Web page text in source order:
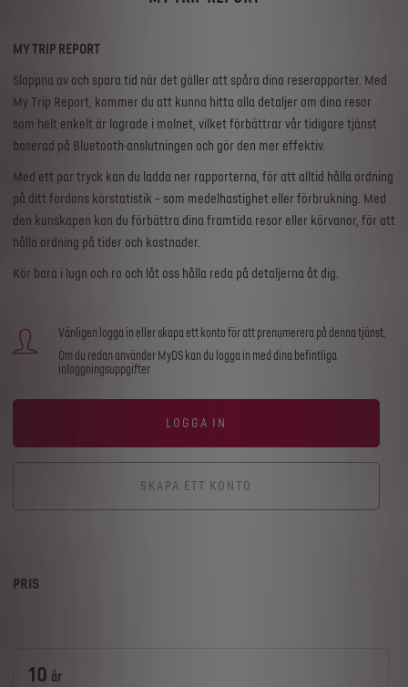
MY TRIP REPORT
Slappna av och spara tid när det gäller att spåra dina reserapporter. Med
My Trip Report, kommer du att kunna hitta alla detaljer om dina resor
som helt enkelt är lagrade i molnet, vilket förbättrar vår tidigare tjänst
baserad på Bluetooth-anslutningen och gör den mer effektiv.
Med ett par tryck kan du ladda ner rapporterna, för att alltid hålla ordning
på ditt fordons körstatistik – som medelhastighet eller förbrukning. Med
den kunskapen kan du förbättra dina framtida resor eller körvanor, för att
hålla ordning på tider och kostnader.
Kör bara i lugn och ro och låt oss hålla reda på detaljerna åt dig.
Vänligen logga in eller skapa ett konto för att prenumerera på denna tjänst.
Om du redan använder MyDS kan du logga in med dina befintliga
inloggningsuppgifter
LOGGA IN
SKAPA ETT KONTO
PRIS
10 år